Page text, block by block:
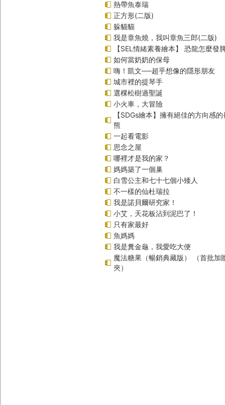
熱帶魚泰瑞
正方形(二版)
躲貓貓
我是章魚燒，我叫章魚三郎(二版)
【SEL情緒素養繪本】 恐龍怎麼發
如何當奶奶的保母
嗨！凱文──超乎想像的隱形朋友
城市裡的提琴手
選棵松樹過聖誕
小火車，大冒險
【SDGs繪本】擁有絕佳的方向感
熊
一起看電影
思念之屋
哪裡才是我的家？
媽媽築了一個巢
白雪公主和七十七個小矮人
不一樣的仙杜瑞拉
我是諾貝爾研究家！
小艾，天花板沾到泥巴了！
只有家最好
魚媽媽
我是糞金龜，我愛吃大便
魔法糖果（暢銷典藏版） （首批加
夾）